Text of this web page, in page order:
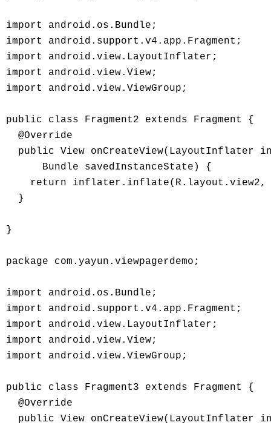
import android.os.Bundle;
import android.support.v4.app.Fragment;
import android.view.LayoutInflater;
import android.view.View;
import android.view.ViewGroup;
public class Fragment2 extends Fragment {
  @Override
public View onCreateView(LayoutInflater
      Bundle savedInstanceState) {
return
  }
}
package com.yayun.viewpagerdemo;
import android.os.Bundle;
import android.support.v4.app.Fragment;
import android.view.LayoutInflater;
import android.view.View;
import android.view.ViewGroup;
public class Fragment3 extends Fragment {
  @Override
public View onCreateView(LayoutInflater